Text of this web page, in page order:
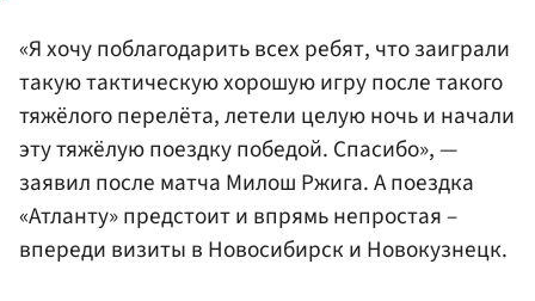
«Я хочу поблагодарить всех ребят, что заиграли
такую тактическую хорошую игру после такого
тяжёлого перелёта, летели целую ночь и начали
эту тяжёлую поездку победой. Спасибо», —
заявил после матча Милош Ржига. А поездка
«Атланту» предстоит и впрямь непростая –
впереди визиты в Новосибирск и Новокузнецк.